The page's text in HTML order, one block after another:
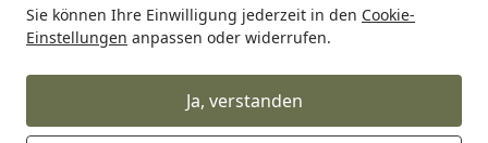
Sie können Ihre Einwilligung jederzeit in den Cookie-
Einstellungen anpassen oder widerrufen.
Ja, verstanden
Startseite
Sauna Saunaofen Set Angebote (Ofen+Steuerung)
Klassischer Saunaofen im Set
Ihre Artikelübersicht